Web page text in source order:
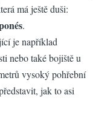
má ještě duši:
.
je například
nebo také bojiště u
vysoký pohřební
jak to asi